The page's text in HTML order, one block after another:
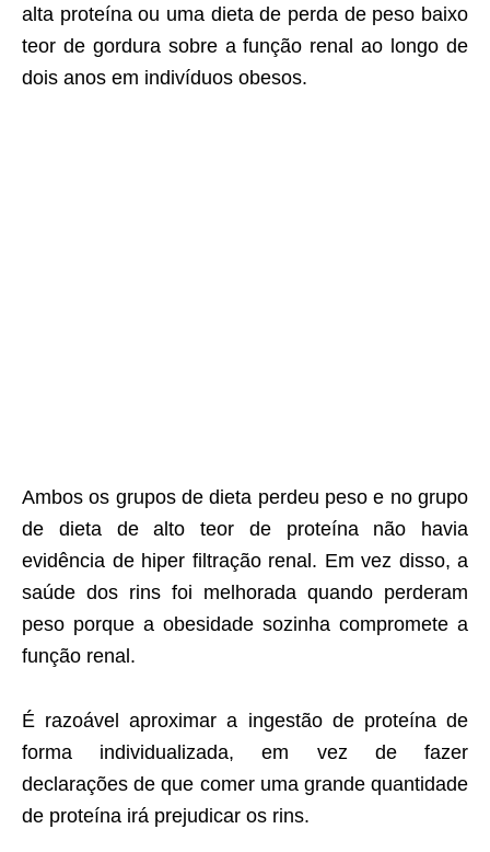
alta proteína ou uma dieta de perda de peso baixo
teor de gordura sobre a função renal ao longo de
dois anos em indivíduos obesos.
Ambos os grupos de dieta perdeu peso e no grupo
de dieta de alto teor de proteína não havia
evidência de hiper filtração renal. Em vez disso, a
saúde dos rins foi melhorada quando perderam
peso porque a obesidade sozinha compromete a
função renal.
É razoável aproximar a ingestão de proteína de
forma individualizada, em vez de fazer
declarações de que comer uma grande quantidade
de proteína irá prejudicar os rins.